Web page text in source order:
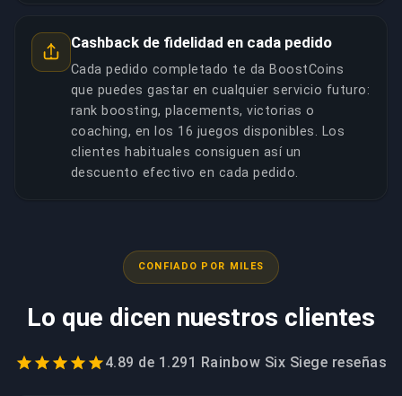
Cashback de fidelidad en cada pedido
Cada pedido completado te da BoostCoins
que puedes gastar en cualquier servicio futuro:
rank boosting, placements, victorias o
coaching, en los 16 juegos disponibles. Los
clientes habituales consiguen así un
descuento efectivo en cada pedido.
CONFIADO POR MILES
Lo que dicen nuestros clientes
4.89 de 1.291 Rainbow Six Siege reseñas